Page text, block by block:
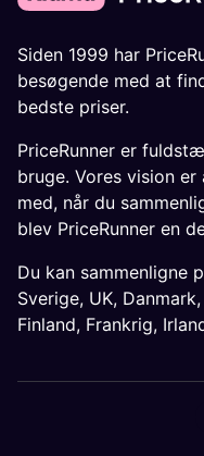
Siden 1999 har
besøgende med at
bedste priser.
PriceRunner er
bruge. Vores vision
med, når du
blev PriceRunner en
Du kan sammenligne
Sverige, UK, Danmark,
Finland, Frankrig,